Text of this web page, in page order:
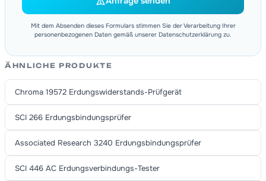
Mit dem Absenden dieses Formulars stimmen Sie der Verarbeitung Ihrer
personenbezogenen Daten gemäß unserer Datenschutzerklärung zu.
ÄHNLICHE PRODUKTE
Chroma 19572 Erdungswiderstands-Prüfgerät
SCI 266 Erdungsbindungsprüfer
Associated Research 3240 Erdungsbindungsprüfer
SCI 446 AC Erdungsverbindungs-Tester